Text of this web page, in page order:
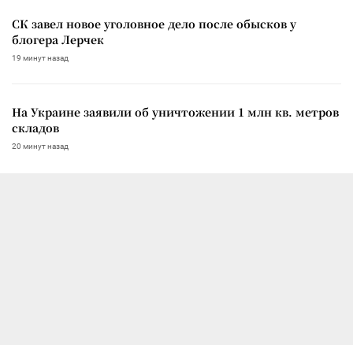
СК завел новое уголовное дело после обысков у
блогера Лерчек
19 минут назад
На Украине заявили об уничтожении 1 млн кв. метров
складов
20 минут назад